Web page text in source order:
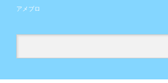
アメブロ